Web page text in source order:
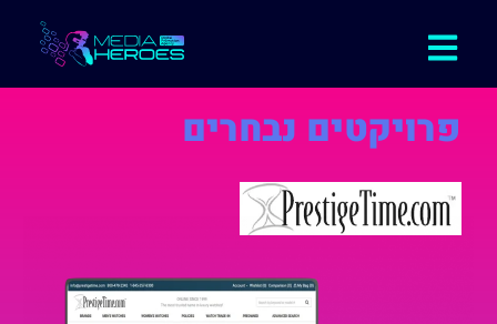
פרויקטים נבחרים